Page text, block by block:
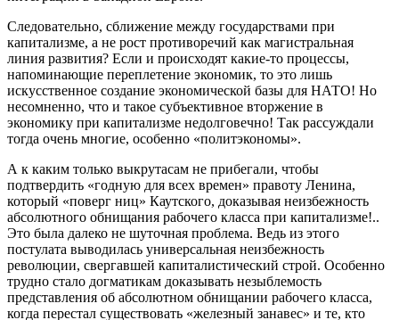
Следовательно, сближение между государствами при
капитализме, а не рост противоречий как магистральная
линия развития? Если и происходят какие-то процессы,
напоминающие переплетение экономик, то это лишь
искусственное создание экономической базы для НАТО! Но
несомненно, что и такое субъективное вторжение в
экономику при капитализме недолговечно! Так рассуждали
тогда очень многие, особенно «политэкономы».
А к каким только выкрутасам не прибегали, чтобы
подтвердить «годную для всех времен» правоту Ленина,
который «поверг ниц» Каутского, доказывая неизбежность
абсолютного обнищания рабочего класса при капитализме!..
Это была далеко не шуточная проблема. Ведь из этого
постулата выводилась универсальная неизбежность
революции, свергавшей капиталистический строй. Особенно
трудно стало догматикам доказывать незыблемость
представления об абсолютном обнищании рабочего класса,
когда перестал существовать «железный занавес» и те, кто